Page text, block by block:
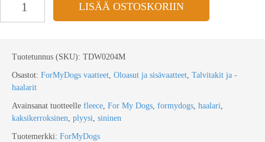
LISÄÄ OSTOSKORIIN
Tuotetunnus (SKU): TDW0204M
Osastot: ForMyDogs vaatteet, Oloasut ja sisävaatteet, Talvitakit ja -
haalarit
Avainsanat tuotteelle fleece, For My Dogs, formydogs, haalari,
kaksikerroksinen, plyysi, sininen
Tuotemerkki: ForMyDogs